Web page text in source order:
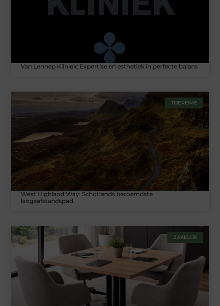
Van Lennep Kliniek: Expertise en esthetiek in perfecte balans
TOERISME
West Highland Way: Schotlands beroemdste
langeafstandspad
ZAKELIJK